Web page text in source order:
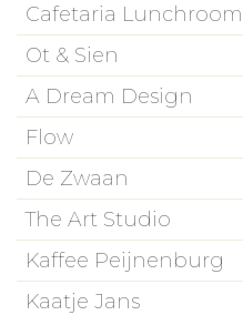
Cafetaria
Ot & Sien
A Dream Design
Flow
De Zwaan
The Art Studio
Kaffee Peijnenburg
Kaatje Jans